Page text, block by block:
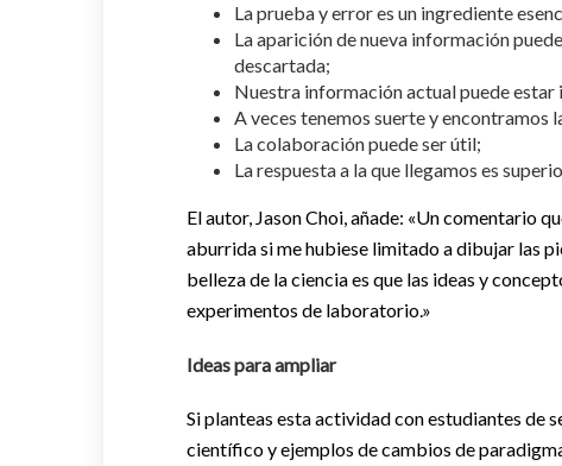
La prueba y error es un ingrediente
La aparición de nueva información
descartada;
Nuestra información actual puede
A veces tenemos suerte y encontramos
La colaboración puede ser útil;
La respuesta a la que llegamos es
El autor, Jason Choi, añade: «Un comentario
aburrida si me hubiese limitado a dibujar las
belleza de la ciencia es que las ideas y
experimentos de laboratorio.»
Ideas para ampliar
Si planteas esta actividad con estudiantes de
científico y ejemplos de cambios de